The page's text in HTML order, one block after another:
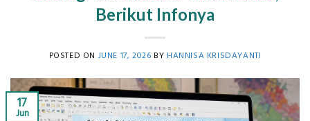
Berikut Infonya
POSTED ON JUNE 17, 2026 BY HANNISA KRISDAYANTI
17
Jun